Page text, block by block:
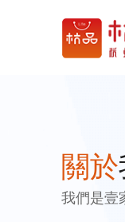
關於
我們是壹